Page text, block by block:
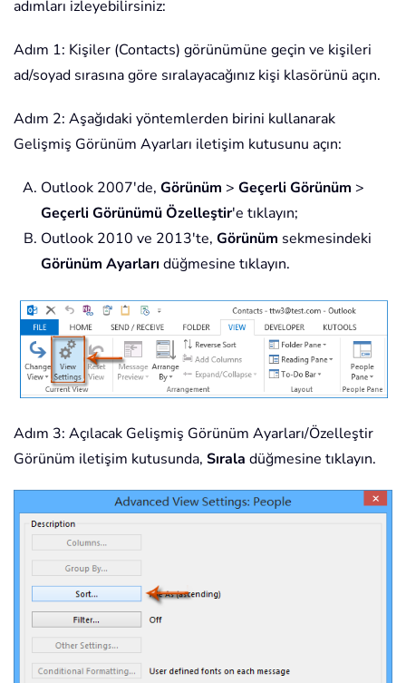
adımları izleyebilirsiniz:
Adım 1: Kişiler (Contacts) görünümüne geçin ve kişileri
ad/soyad sırasına göre sıralayacağınız kişi klasörünü açın.
Adım 2: Aşağıdaki yöntemlerden birini kullanarak
Gelişmiş Görünüm Ayarları iletişim kutusunu açın:
Outlook 2007'de, Görünüm > Geçerli Görünüm >
Geçerli Görünümü Özelleştir'e tıklayın;
Outlook 2010 ve 2013'te, Görünüm sekmesindeki
Görünüm Ayarları düğmesine tıklayın.
Adım 3: Açılacak Gelişmiş Görünüm Ayarları/Özelleştir
Görünüm iletişim kutusunda, Sırala düğmesine tıklayın.